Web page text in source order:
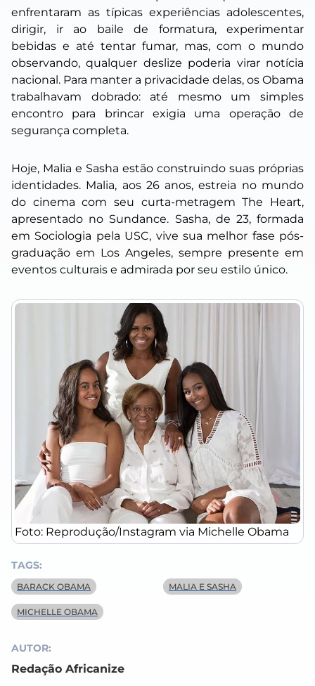
enfrentaram as típicas experiências adolescentes,
dirigir, ir ao baile de formatura, experimentar
bebidas e até tentar fumar, mas, com o mundo
observando, qualquer deslize poderia virar notícia
nacional. Para manter a privacidade delas, os Obama
trabalhavam dobrado: até mesmo um simples
encontro para brincar exigia uma operação de
segurança completa.
Hoje, Malia e Sasha estão construindo suas próprias
identidades. Malia, aos 26 anos, estreia no mundo
do cinema com seu curta-metragemThe Heart,
apresentado no Sundance. Sasha, de 23, formada
em Sociologia pela USC, vive sua melhor fase pós-
graduação em Los Angeles, sempre presente em
eventos culturais e admirada por seu estilo único.
Foto: Reprodução/Instagram via Michelle Obama
TAGS:
BARACK OBAMA MALIA E SASHA
MICHELLE OBAMA
AUTOR:
Redação Africanize